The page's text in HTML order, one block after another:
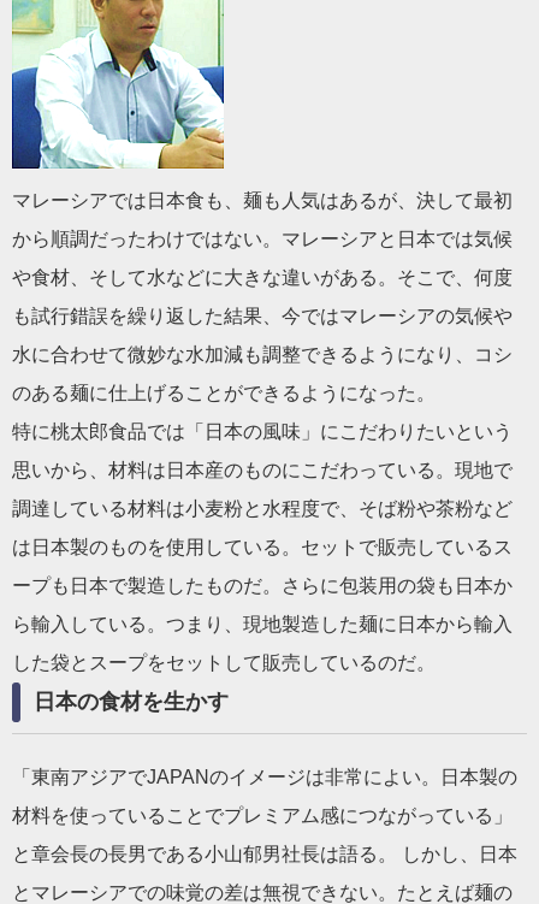
マレーシアでは日本食も、麺も人気はあるが、決して最初
から順調だったわけではない。マレーシアと日本では気候
や食材、そして水などに大きな違いがある。そこで、何度
も試行錯誤を繰り返した結果、今ではマレーシアの気候や
水に合わせて微妙な水加減も調整できるようになり、コシ
のある麺に仕上げることができるようになった。
特に桃太郎食品では「日本の風味」にこだわりたいという
思いから、材料は日本産のものにこだわっている。現地で
調達している材料は小麦粉と水程度で、そば粉や茶粉など
は日本製のものを使用している。セットで販売しているス
ープも日本で製造したものだ。さらに包装用の袋も日本か
ら輸入している。つまり、現地製造した麺に日本から輸入
した袋とスープをセットして販売しているのだ。
日本の食材を生かす
「東南アジアでJAPANのイメージは非常によい。日本製の
材料を使っていることでプレミアム感につながっている」
と章会長の長男である小山郁男社長は語る。 しかし、日本
とマレーシアでの味覚の差は無視できない。たとえば麺の